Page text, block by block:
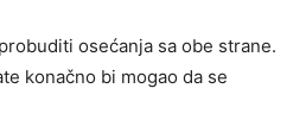
osećanja sa obe strane.
konačno bi mogao da se